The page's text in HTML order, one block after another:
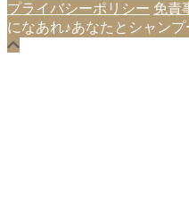
プライバシーポリシー 免責
になあれ♪あなたとシャン